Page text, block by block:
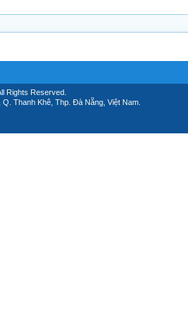
Rights Reserved.
Thanh Khê, Thp. Đà Nẵng, Việt Nam.